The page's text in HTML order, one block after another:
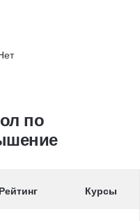
по
Рейтинг Курсы